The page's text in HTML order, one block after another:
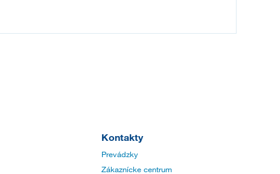
Kontakty
Prevádzky
Zákaznícke centrum